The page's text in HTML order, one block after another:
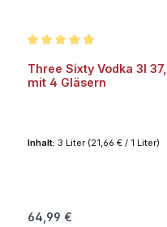
Three Sixty Vodka 3l
mit 4 Gläsern
Inhalt: 3 Liter (21,66 € / 1 Liter)
Regulärer Preis:
64,99 €